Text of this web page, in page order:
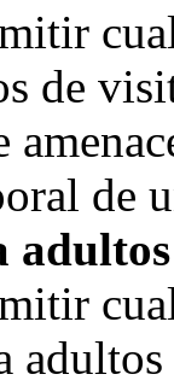
de
de